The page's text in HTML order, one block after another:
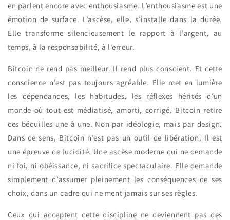
en parlent encore avec enthousiasme. L’enthousiasme est une
émotion de surface. L’ascèse, elle, s’installe dans la durée.
Elle transforme silencieusement le rapport à l’argent, au
temps, à la responsabilité, à l’erreur.
Bitcoin ne rend pas meilleur. Il rend plus conscient. Et cette
conscience n’est pas toujours agréable. Elle met en lumière
les dépendances, les habitudes, les réflexes hérités d’un
monde où tout est médiatisé, amorti, corrigé. Bitcoin retire
ces béquilles une à une. Non par idéologie, mais par design.
Dans ce sens, Bitcoin n’est pas un outil de libération. Il est
une épreuve de lucidité. Une ascèse moderne qui ne demande
ni foi, ni obéissance, ni sacrifice spectaculaire. Elle demande
simplement d’assumer pleinement les conséquences de ses
choix, dans un cadre qui ne ment jamais sur ses règles.
Ceux qui acceptent cette discipline ne deviennent pas des